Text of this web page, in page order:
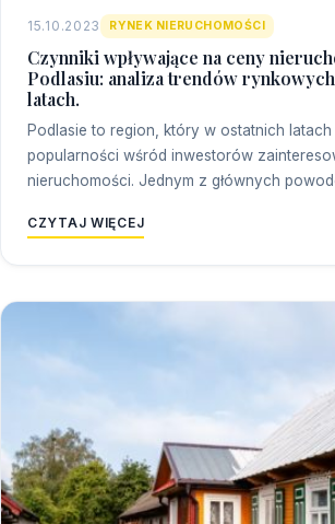
15.10.2023 RYNEK NIERUCHOMOŚCI
Czynniki wpływające na ceny
Podlasiu: analiza trendów
latach.
Podlasie to region, który w ostatnich
popularności wśród inwestorów
nieruchomości. Jednym z głównych
CZYTAJ WIĘCEJ